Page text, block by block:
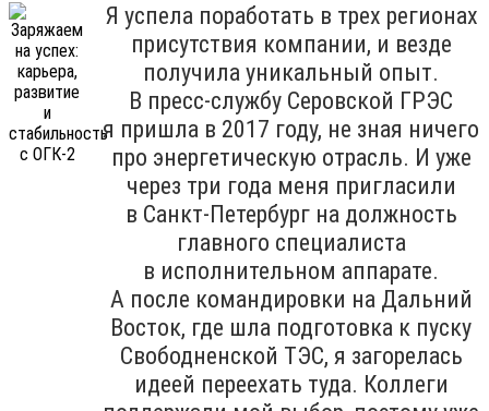
Я успела поработать в трех регионах
присутствия компании, и везде
получила уникальный опыт.
В пресс-службу Серовской ГРЭС
я пришла в 2017 году, не зная ничего
про энергетическую отрасль. И уже
через три года меня пригласили
в Санкт-Петербург на должность
главного специалиста
в исполнительном аппарате.
А после командировки на Дальний
Восток, где шла подготовка к пуску
Свободненской ТЭС, я загорелась
идеей переехать туда. Коллеги